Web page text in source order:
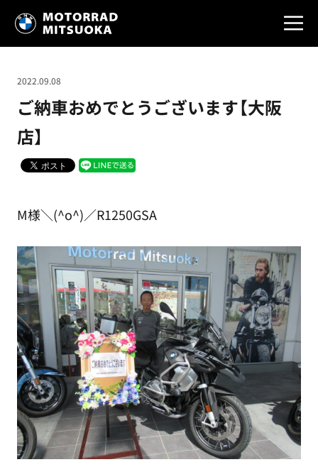
ご納車おめでとうございます【大阪
店】
2022.09.08
M様＼(^o^)／R1250GSA